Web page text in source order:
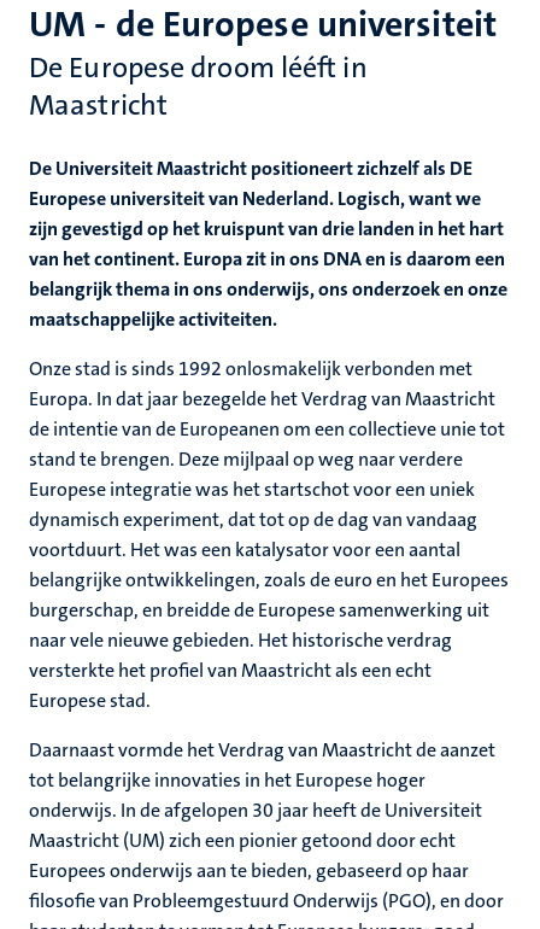
UM - de Europese universiteit
De Europese droom lééft in
Maastricht
De Universiteit Maastricht positioneert zichzelf als DE
Europese universiteit van Nederland. Logisch, want we
zijn gevestigd op het kruispunt van drie landen in het hart
van het continent. Europa zit in ons DNA en is daarom een
belangrijk thema in ons onderwijs, ons onderzoek en onze
maatschappelijke activiteiten.
Onze stad is sinds 1992 onlosmakelijk verbonden met
Europa. In dat jaar bezegelde het Verdrag van Maastricht
de intentie van de Europeanen om een collectieve unie tot
stand te brengen. Deze mijlpaal op weg naar verdere
Europese integratie was het startschot voor een uniek
dynamisch experiment, dat tot op de dag van vandaag
voortduurt. Het was een katalysator voor een aantal
belangrijke ontwikkelingen, zoals de euro en het Europees
burgerschap, en breidde de Europese samenwerking uit
naar vele nieuwe gebieden. Het historische verdrag
versterkte het profiel van Maastricht als een echt
Europese stad.
Daarnaast vormde het Verdrag van Maastricht de aanzet
tot belangrijke innovaties in het Europese hoger
onderwijs. In de afgelopen 30 jaar heeft de Universiteit
Maastricht (UM) zich een pionier getoond door echt
Europees onderwijs aan te bieden, gebaseerd op haar
filosofie van Probleemgestuurd Onderwijs (PGO), en door